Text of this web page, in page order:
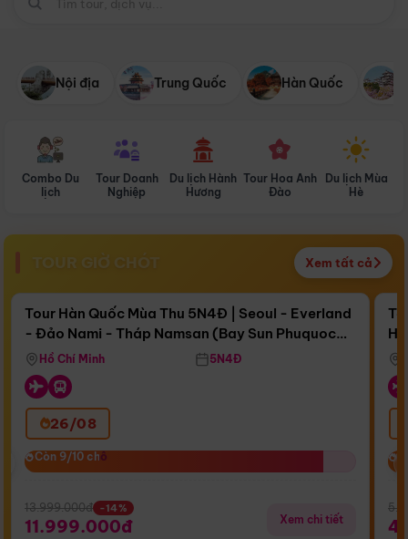
Nội địa Trung Quốc Hàn Quốc
Combo Du
lịch
Tour Doanh
Nghiệp
Du lịch Hành
Hương
Tour Hoa Anh
Đào
Du lịch Mùa
Hè
TOUR GIỜ CHÓT Xem tất cả
Còn16 ngày 16:47:05
Bay Sun Phuquoc Airways
Điểm nổi bật
Tour Hàn Quốc Mùa Thu 5N4Đ | Seoul - Everland
- Đảo Nami - Tháp Namsan (Bay Sun Phuquoc
Airways)
Hồ Chí Minh 5N4Đ
26/08
Còn 9/10 chỗ
Còn 9/10 chỗ
13.999.000đ -14%
11.999.000đ Xem chi tiết